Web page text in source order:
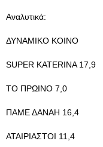
Αναλυτικά:
ΔΥΝΑΜΙΚΟ ΚΟΙΝΟ
SUPER KATERINA 17,9
ΤΟ ΠΡΩΙΝΟ 7,0
ΠΑΜΕ ΔΑΝΑΗ 16,4
ΑΤΑΙΡΙΑΣΤΟΙ 11,4